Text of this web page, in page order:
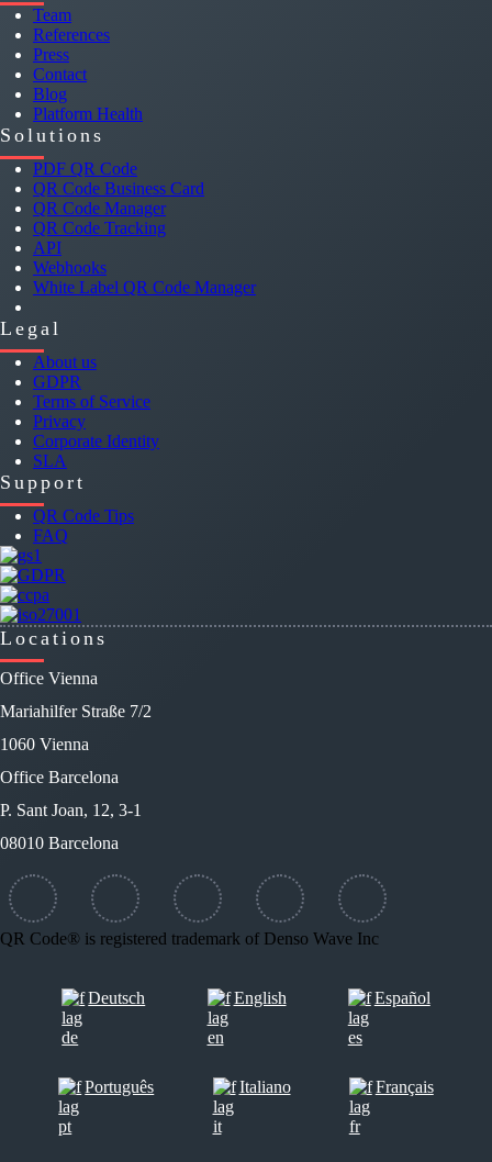
Team
References
Press
Contact
Blog
Platform Health
Solutions
PDF QR Code
QR Code Business Card
QR Code Manager
QR Code Tracking
API
Webhooks
White Label QR Code Manager
Legal
About us
GDPR
Terms of Service
Privacy
Corporate Identity
SLA
Support
QR Code Tips
FAQ
Locations
Office Vienna
Mariahilfer Straße 7/2
1060 Vienna
Office Barcelona
P. Sant Joan, 12, 3-1
08010 Barcelona
QR Code® is registered trademark of Denso Wave Inc
Deutsch English Español
Português Italiano Français